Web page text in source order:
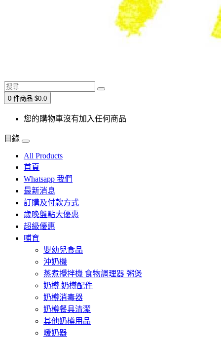
0 件商品 $0.0
您的購物車沒有加入任何商品
目錄
All Products
首頁
Whatsapp 我們
最新消息
訂購及付款方式
歲晚盤點大優惠
超級優惠
哺育
嬰幼兒食品
沖奶機
蒸煮攪拌機 食物調理器 粥煲
奶樽 奶樽配件
奶樽消毒器
奶樽餐具清潔
其他奶樽用品
暖奶器